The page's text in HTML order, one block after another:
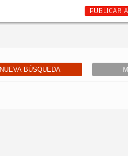
PUBLICAR
NUEVA BÚSQUEDA